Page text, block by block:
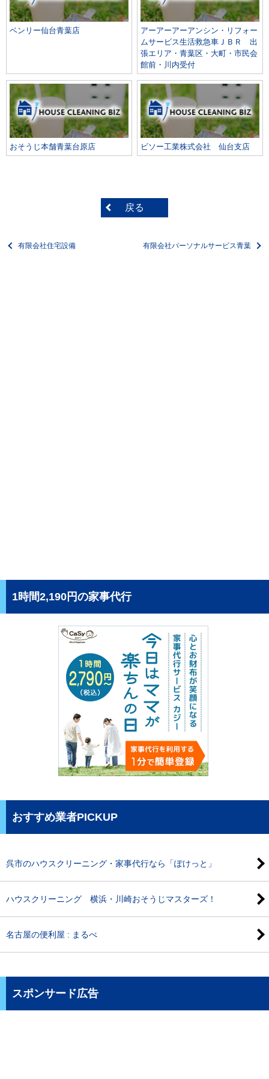
ベンリー仙台青葉店
アーアーアーアンシン・リフォー
ムサービス生活救急車ＪＢＲ 出
張エリア・青葉区・大町・市民会
館前・川内受付
おそうじ本舗青葉台原店 ビソー工業株式会社 仙台支店
戻る
有限会社住宅設備 有限会社パーソナルサービス青葉
1時間2,190円の家事代行
おすすめ業者PICKUP
呉市のハウスクリーニング・家事代行なら「ぽけっと」
ハウスクリーニング 横浜・川崎おそうじマスターズ！
名古屋の便利屋 : まるべ
スポンサード広告